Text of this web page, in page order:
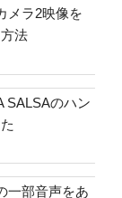
メラ2映像を
法
SALSAのハン
一部音声をあ